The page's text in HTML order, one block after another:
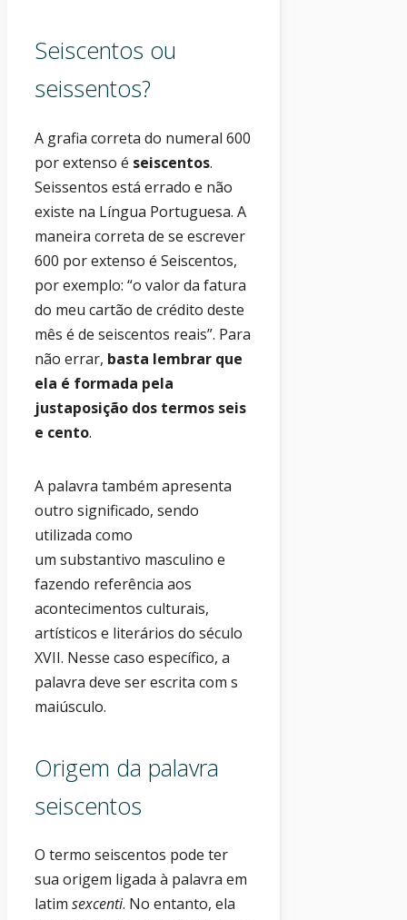
Seiscentos ou
seissentos?
A grafia correta do numeral 600
por extenso é seiscentos.
Seissentos está errado e não
existe na Língua Portuguesa. A
maneira correta de se escrever
600 por extenso é Seiscentos,
por exemplo: “o valor da fatura
do meu cartão de crédito deste
mês é de seiscentos reais”. Para
não errar, basta lembrar que
ela é formada pela
justaposição dos termos seis
e cento.
A palavra também apresenta
outro significado, sendo
utilizada como
um substantivo masculino e
fazendo referência aos
acontecimentos culturais,
artísticos e literários do século
XVII. Nesse caso específico, a
palavra deve ser escrita com s
maiúsculo.
Origem da palavra
seiscentos
O termo seiscentos pode ter
sua origem ligada à palavra em
latim sexcenti. No entanto, ela